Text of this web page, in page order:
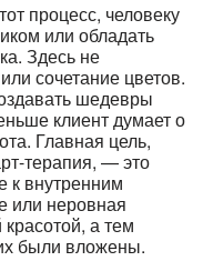
процесс, человеку
или обладать
Здесь не
сочетание цветов.
шедевры
клиент думает о
Главная цель,
терапия, — это
к внутренним
или неровная
а тем
были вложены.